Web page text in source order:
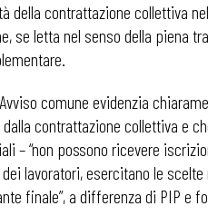
della contrattazione collettiva
se letta nel senso della piena
comune evidenzia
contrattazione collettiva e
– “non possono ricevere
lavoratori, esercitano le
finale”, a differenza di PIP e